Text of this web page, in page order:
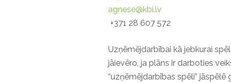
agnese@kbi.lv
+371 28 607 572
Uzņēmējdarbībai kā jebkurai
jāievēro, ja plāns ir darboties
“uzņēmējdarbības spēli”